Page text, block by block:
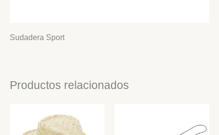
Sudadera Sport
Productos relacionados